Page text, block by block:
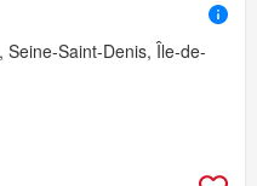
Saint-Denis, Île-de-